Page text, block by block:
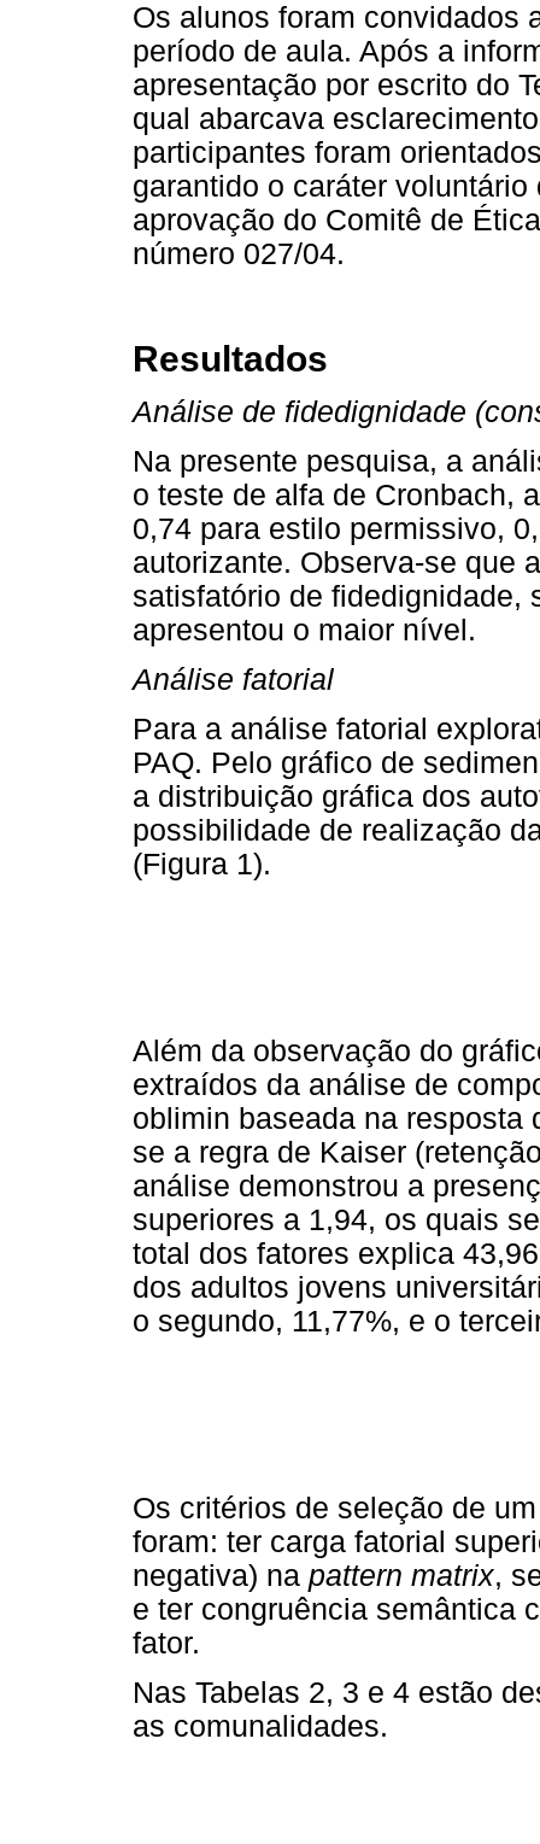
Os alunos foram convidados
período de aula. Após a
apresentação por escrito do
qual abarcava
participantes foram
garantido o caráter
aprovação do Comitê de
número 027/04.
Resultados
Análise de fidedignidade
Na presente pesquisa, a
o teste de alfa de Cronbach,
0,74 para estilo permissivo,
autorizante. Observa-se que
satisfatório de fidedignidade,
apresentou o maior nível.
Análise fatorial
Para a análise fatorial
PAQ. Pelo gráfico de
a distribuição gráfica dos
possibilidade de realização
(Figura 1).
Além da observação do
extraídos da análise de
oblimin baseada na resposta
se a regra de Kaiser
análise demonstrou a
superiores a 1,94, os quais
total dos fatores explica
dos adultos jovens
o segundo, 11,77%, e o
Os critérios de seleção de
foram: ter carga fatorial
negativa) na pattern matrix,
e ter congruência semântica
fator.
Nas Tabelas 2, 3 e 4 estão
as comunalidades.